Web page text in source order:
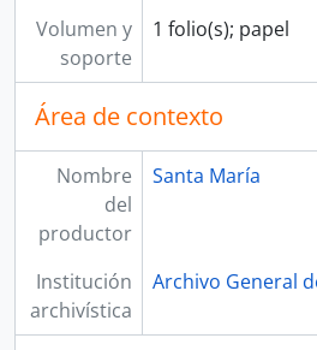
[Unidad
[Unidad de
[Unidad de
[Unidad de
[Unidad de
[Unidad de
[Colección] TOMÁS
Volumen y
soporte
1 folio(s); papel
Área de contexto
Nombre
del
productor
Santa María
Institución
archivística
Archivo General